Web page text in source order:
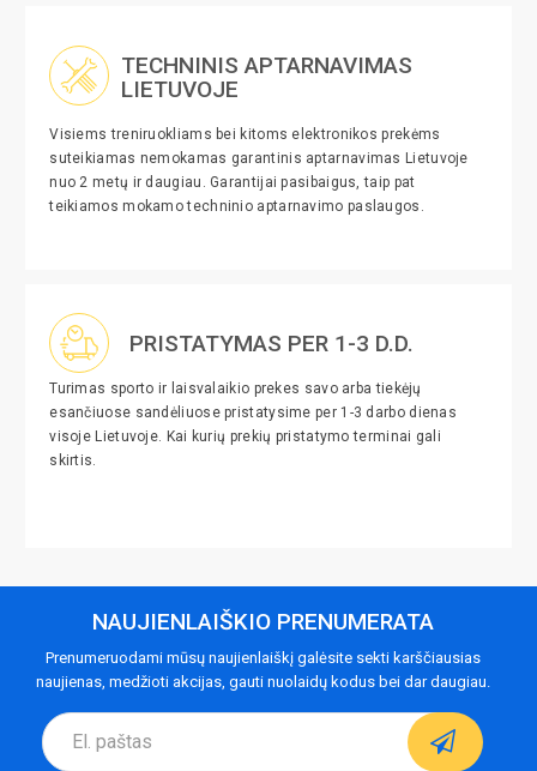
TECHNINIS APTARNAVIMAS
LIETUVOJE
Visiems treniruokliams bei kitoms elektronikos prekėms
suteikiamas nemokamas garantinis aptarnavimas Lietuvoje
nuo 2 metų ir daugiau. Garantijai pasibaigus, taip pat
teikiamos mokamo techninio aptarnavimo paslaugos.
PRISTATYMAS PER 1-3 D.D.
Turimas sporto ir laisvalaikio prekes savo arba tiekėjų
esančiuose sandėliuose pristatysime per 1-3 darbo dienas
visoje Lietuvoje. Kai kurių prekių pristatymo terminai gali
skirtis.
NAUJIENLAIŠKIO PRENUMERATA
Prenumeruodami mūsų naujienlaiškį galėsite sekti karščiausias
naujienas, medžioti akcijas, gauti nuolaidų kodus bei dar daugiau.